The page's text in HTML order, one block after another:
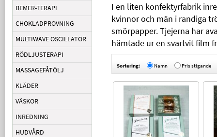
BEMER-TERAPI
CHOKLADPROVNING
MULTIWAVE OSCILLATOR
RÖDLJUSTERAPI
MASSAGEFÅTÖLJ
KLÄDER
VÄSKOR
INREDNING
HUDVÅRD
I en liten konfektyrfabrik
kvinnor och män i randiga
smörpapper. Tjejerna har
hämtade ur en svartvit film
Sortering: Namn Pris stigande